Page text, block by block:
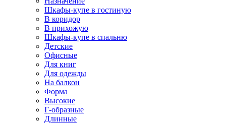
Шкафы-купе в гостиную
В коридор
В прихожую
Шкафы-купе в спальню
Детские
Офисные
Для книг
Для одежды
На балкон
Форма
Высокие
Г-образные
Длинные